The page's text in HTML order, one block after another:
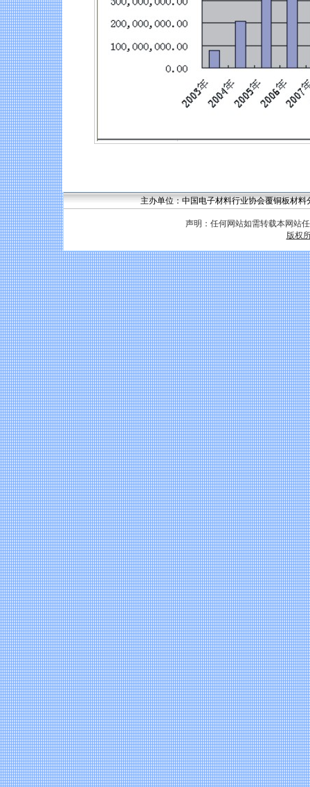
主办单位：中国电子材料行业协会覆铜板材
声明：任何网站如需转载本网站
版权